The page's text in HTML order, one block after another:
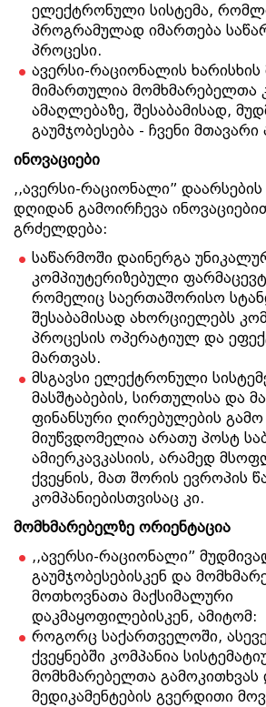
ელექტრონული სისტემა,
პროგრამულად იმართება
პროცესი.
ავერსი-რაციონალის ხარისხის
მიმართულია მომხმარებელთა
ამაღლებაზე, შესაბამისად,
გაუმჯობესება - ჩვენი მთავარი
ინოვაციები
,,ავერსი-რაციონალი”
დღიდან გამოირჩევა
გრძელდება:
საწარმოში დაინერგა
კომპიუტერიზებული
რომელიც საერთაშორისო
შესაბამისად ახორციელებს
პროცესის ოპერატიულ და
მართვას.
მსგავსი ელექტრონული
მასშტაბების, სირთულისა და
ფინანსური ღირებულების
მიუწვდომელია არათუ პოსტ
ამიერკავკასიის, არამედ
ქვეყნის, მათ შორის ევროპის
კომპანიებისთვისაც კი.
მომხმარებელზე ორიენტაცია
,,ავერსი-რაციონალი”
გაუმჯობესებისკენ და
მოთხოვნათა მაქსიმალური
დაკმაყოფილებისკენ, ამიტომ:
როგორც საქართველოში,
ქვეყნებში კომპანია
მომხმარებელთა გამოკითხვას
მედიკამენტების გვერდითი